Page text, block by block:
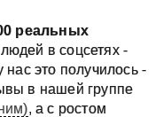
реальных
в соцсетях -
нас это получилось -
в нашей группе
, а с ростом